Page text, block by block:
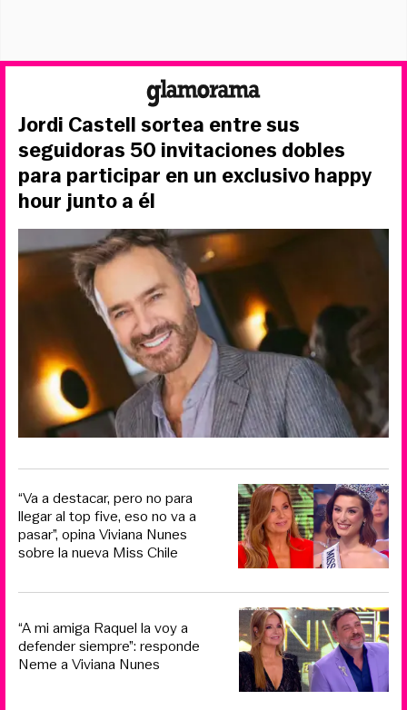
Jordi Castell sortea entre sus
seguidoras 50 invitaciones dobles
para participar en un exclusivo happy
hour junto a él
“Va a destacar, pero no para
llegar al top five, eso no va a
pasar”, opina Viviana Nunes
sobre la nueva Miss Chile
“A mi amiga Raquel la voy a
defender siempre”: responde
Neme a Viviana Nunes